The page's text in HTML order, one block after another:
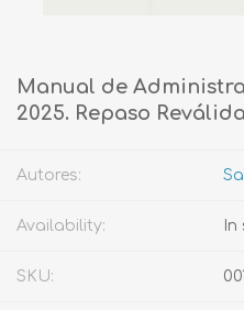
Manual de
2025. Repaso
Autores:
Availability:
SKU: